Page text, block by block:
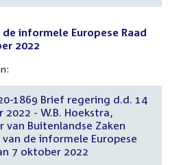
de informele Europese Raad
2022
1869 Brief regering d.d. 14
- W.B. Hoekstra,
van Buitenlandse Zaken
van de informele Europese
7 oktober 2022